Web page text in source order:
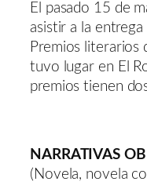
El pasado 15 de
asistir a la entrega
Premios literarios
tuvo lugar en El
premios tienen
NARRATIVAS
(Novela, novela